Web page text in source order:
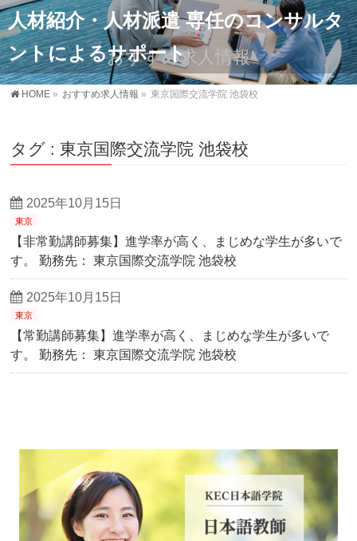
人材紹介・人材派遣 専任のコンサルタ
ントによるサポート
おすすめ求人情報
HOME » おすすめ求人情報 » 東京国際交流学院 池袋校
タグ : 東京国際交流学院 池袋校
2025年10月15日
東京
【非常勤講師募集】進学率が高く、まじめな学生が多いで
す。 勤務先： 東京国際交流学院 池袋校
2025年10月15日
東京
【常勤講師募集】進学率が高く、まじめな学生が多いで
す。 勤務先： 東京国際交流学院 池袋校